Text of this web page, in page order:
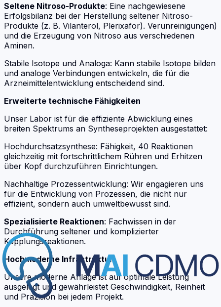
Seltene Nitroso-Produkte: Eine nachgewiesene
Erfolgsbilanz bei der Herstellung seltener Nitroso-
Produkte (z. B. Vilanterol, Plerixafor). Verunreinigungen)
und die Erzeugung von Nitroso aus verschiedenen
Aminen.
Stabile Isotope und Analoga: Kann stabile Isotope bilden
und analoge Verbindungen entwickeln, die für die
Arzneimittelentwicklung entscheidend sind.
Erweiterte technische Fähigkeiten
Unser Labor ist für die effiziente Abwicklung eines
breiten Spektrums an Syntheseprojekten ausgestattet:
Hochdurchsatzsynthese: Fähigkeit, 40 Reaktionen
gleichzeitig mit fortschrittlichem Rühren und Erhitzen
über Kopf durchzuführen Einrichtungen.
Nachhaltige Prozessentwicklung: Wir engagieren uns
für die Entwicklung von Prozessen, die nicht nur
effizient, sondern auch umweltbewusst sind.
Spezialisierte Reaktionen: Fachwissen in der
Durchführung seltener und komplizierter
Kopplungsreaktionen.
Hochmoderne Infrastruktur
Unsere moderne Anlage ist auf optimale Leistung
ausgelegt und gewährleistet Geschwindigkeit, Reinheit
und Präzision bei jedem Projekt.